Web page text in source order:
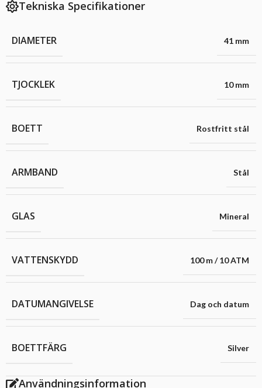
Tekniska Specifikationer
DIAMETER 41 mm
TJOCKLEK 10 mm
BOETT Rostfritt stål
ARMBAND Stål
GLAS Mineral
VATTENSKYDD 100 m / 10 ATM
DATUMANGIVELSE Dag och datum
BOETTFÄRG Silver
Användningsinformation